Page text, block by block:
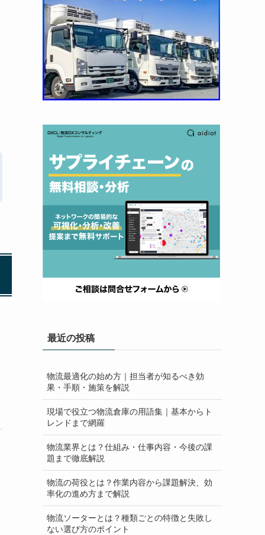
最近の投稿
物流最適化の始め方｜担当者が知るべき効
果・手順・施策を解説
現場で役立つ物流倉庫の用語集｜基本からト
レンドまで網羅
物流業界とは？仕組み・仕事内容・今後の課
題まで徹底解説
物流の荷役とは？作業内容から課題解決、効
率化の進め方まで解説
物流ソーターとは？種類ごとの特徴と失敗し
ない選び方のポイント